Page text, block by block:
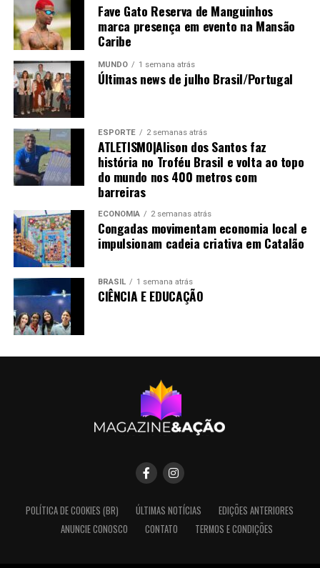
Fave Gato Reserva de Manguinhos
marca presença em evento na Mansão
Caribe
MUNDO 1 semana atrás
Últimas news de julho Brasil/Portugal
ESPORTE 2 semanas atrás
ATLETISMO|Alison dos Santos faz
história no Troféu Brasil e volta ao topo
do mundo nos 400 metros com
barreiras
ECONOMIA 2 semanas atrás
Congadas movimentam economia local e
impulsionam cadeia criativa em Catalão
BRASIL 1 semana atrás
CIÊNCIA E EDUCAÇÃO
POLÍTICA DE COOKIES (BR) ÚLTIMAS NOTÍCIAS
EDIÇÕES ANTERIORES
ANUNCIE CONOSCO
CONTATO TERMOS E CONDIÇÕES